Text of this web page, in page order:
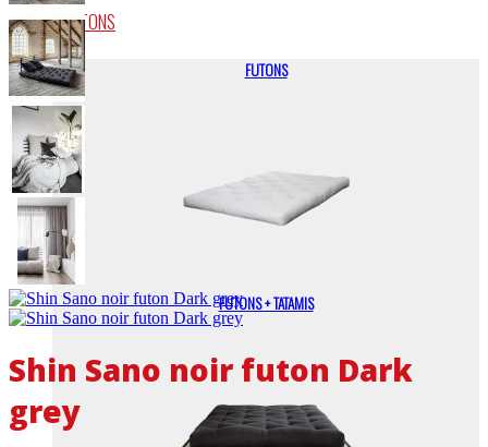
FUTONS
FUTONS
FUTONS + TATAMIS
Shin Sano noir futon Dark
grey